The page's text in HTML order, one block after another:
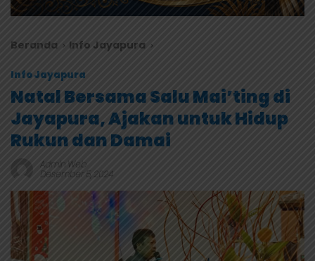
Beranda Info Jayapura
Info Jayapura
Natal Bersama Salu Mai’ting di
Jayapura, Ajakan untuk Hidup
Rukun dan Damai
Admin Web
Desember 5, 2024